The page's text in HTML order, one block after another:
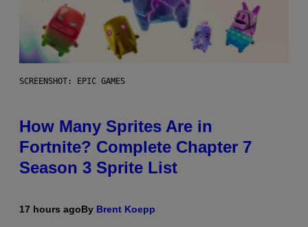
SCREENSHOT: EPIC GAMES
How Many Sprites Are in
Fortnite? Complete Chapter 7
Season 3 Sprite List
17 hours agoBy Brent Koepp